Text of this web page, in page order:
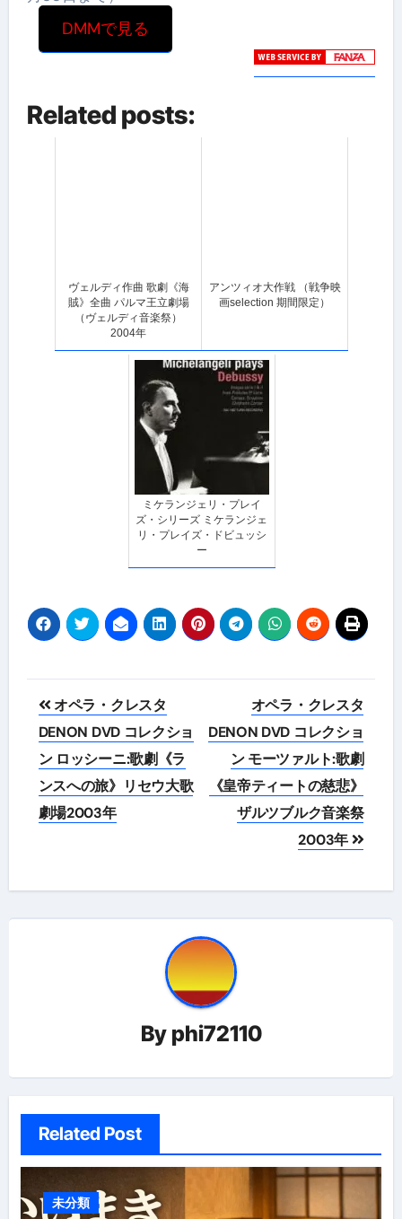
DMMで見る
Related posts:
ヴェルディ作曲 歌劇《海
賊》全曲 パルマ王立劇場
（ヴェルディ音楽祭）
2004年
アンツィオ大作戦 （戦争映
画selection 期間限定）
ミケランジェリ・プレイ
ズ・シリーズ ミケランジェ
リ・プレイズ・ドビュッシ
ー
投
稿
ナ
ビ
シ
オペラ・クレスタ
DENON DVD コレクショ
ン ロッシーニ:歌劇《ラ
ンスへの旅》リセウ大歌
劇場2003年
オペラ・クレスタ
DENON DVD コレクショ
ン モーツァルト:歌劇
《皇帝ティートの慈悲》
ザルツブルク音楽祭
2003年
By phi72110
Related Post
未分類